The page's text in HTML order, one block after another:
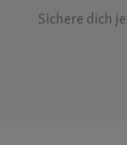
Sichere dich